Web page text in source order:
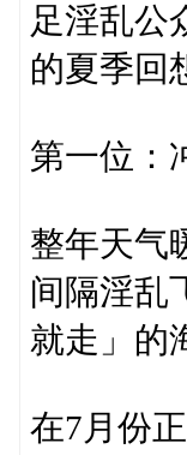
足淫乱公
的夏季回
第一位：
整年天气
间隔淫乱
就走」的
在7月份